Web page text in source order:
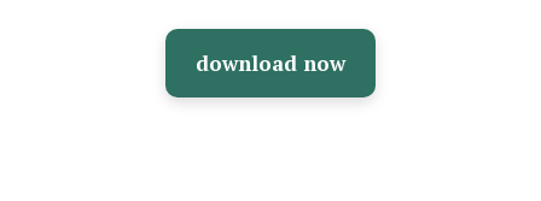
download now